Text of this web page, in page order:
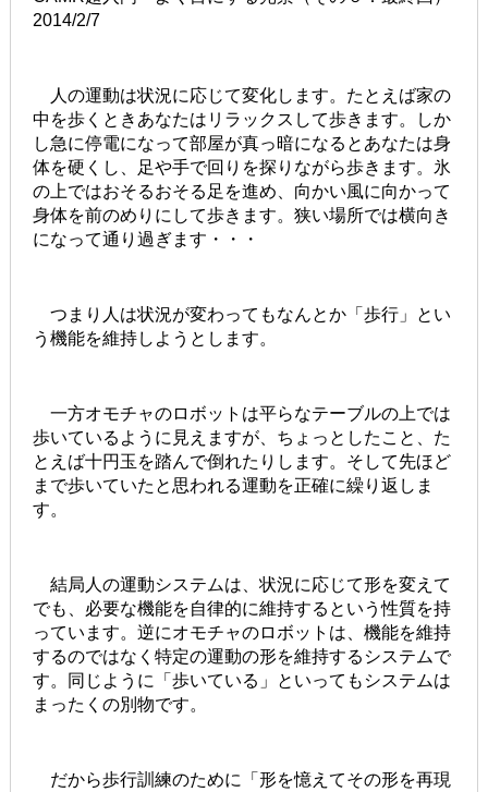
2014/2/7
人の運動は状況に応じて変化します。たとえば家の
中を歩くときあなたはリラックスして歩きます。しか
し急に停電になって部屋が真っ暗になるとあなたは身
体を硬くし、足や手で回りを探りながら歩きます。氷
の上ではおそるおそる足を進め、向かい風に向かって
身体を前のめりにして歩きます。狭い場所では横向き
になって通り過ぎます・・・
つまり人は状況が変わってもなんとか「歩行」とい
う機能を維持しようとします。
一方オモチャのロボットは平らなテーブルの上では
歩いているように見えますが、ちょっとしたこと、た
とえば十円玉を踏んで倒れたりします。そして先ほど
まで歩いていたと思われる運動を正確に繰り返しま
す。
結局人の運動システムは、状況に応じて形を変えて
でも、必要な機能を自律的に維持するという性質を持
っています。逆にオモチャのロボットは、機能を維持
するのではなく特定の運動の形を維持するシステムで
す。同じように「歩いている」といってもシステムは
まったくの別物です。
だから歩行訓練のために「形を憶えてその形を再現